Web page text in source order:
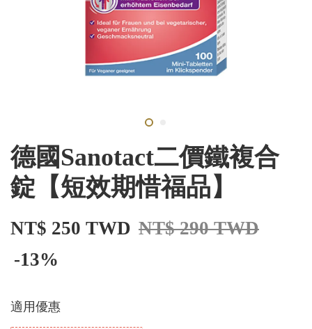
德國Sanotact二價鐵複合
錠【短效期惜福品】
NT$ 250 TWD NT$ 290 TWD
-13%
適用優惠